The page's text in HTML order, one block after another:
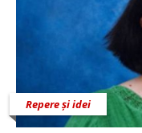
Repere și idei